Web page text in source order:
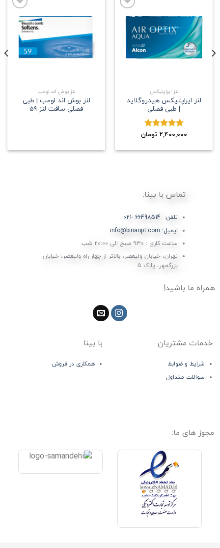
مندی
لنز ایراپتیکس
لنز ایراپتیکس هیدروگلاید
| طبی فصلی
نمره5.002,400,000 تومان
علاقه
مندی
لنز بوش اند لومب
لنز بوش اند لومب | طبی
فصلی سافت لنز 59
تماس با بینا:
تلفن: 66498514 -021
ایمیل: info@binaopt.com
ساعت کاری : ۹:۳۰ صبح الی 20:00 شب
تهران، خیابان ولیعصر، بالاتر از چهار راه ولیعصر، خیابان
بزرگمهر، پلاک 5
همراه ما باشید!
خدمات مشتریان
شرایط و ضوابط
سوالات متداول
با بینا
همکاری در فروش
مجوز های ما: